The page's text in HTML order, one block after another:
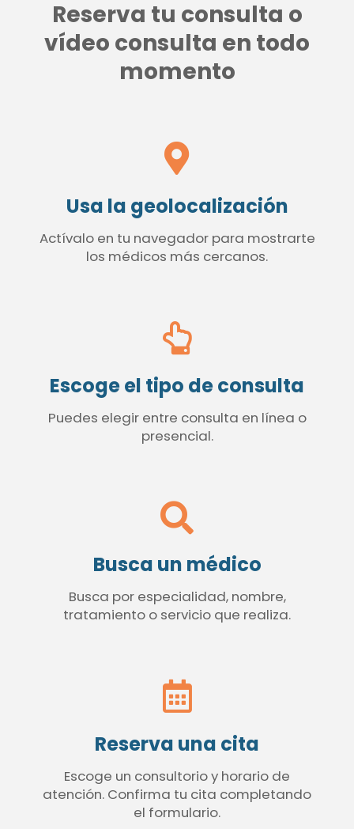
Reserva tu consulta o
vídeo consulta en todo
momento
Usa la geolocalización
Actívalo en tu navegador para mostrarte
los médicos más cercanos.
Escoge el tipo de consulta
Puedes elegir entre consulta en línea o
presencial.
Busca un médico
Busca por especialidad, nombre,
tratamiento o servicio que realiza.
Reserva una cita
Escoge un consultorio y horario de
atención. Confirma tu cita completando
el formulario.